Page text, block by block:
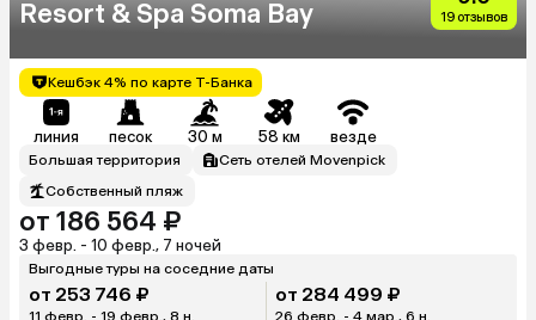
Resort & Spa Soma Bay
19 отзывов
Кешбэк 4% по карте Т-Банка
линия песок 30 м 58 км везде
Большая территория
Сеть отелей Movenpick
Собственный пляж
от 186 564 ₽
3 февр. - 10 февр., 7 ночей
Выгодные туры на соседние даты
от 253 746 ₽
11 февр. - 19 февр., 8 н.
от 284 499 ₽
26 февр. - 4 мар., 6 н.